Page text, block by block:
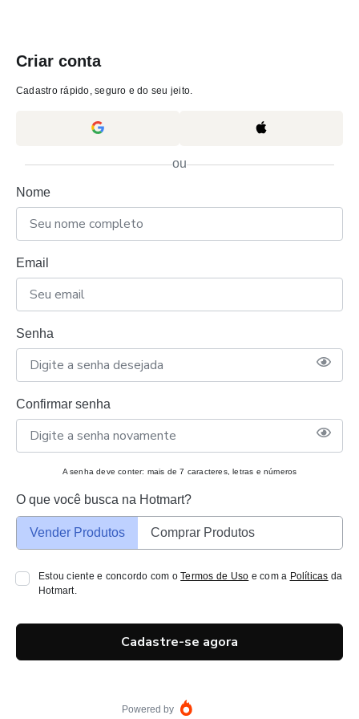
Criar conta
Cadastro rápido, seguro e do seu jeito.
ou
Nome
Email
Senha
Confirmar senha
A senha deve conter: mais de 7 caracteres, letras e números
O que você busca na Hotmart?
Vender Produtos Comprar Produtos
Estou ciente e concordo com oTermos de Uso e com a Políticas da
Hotmart.
Cadastre-se agora
Powered by